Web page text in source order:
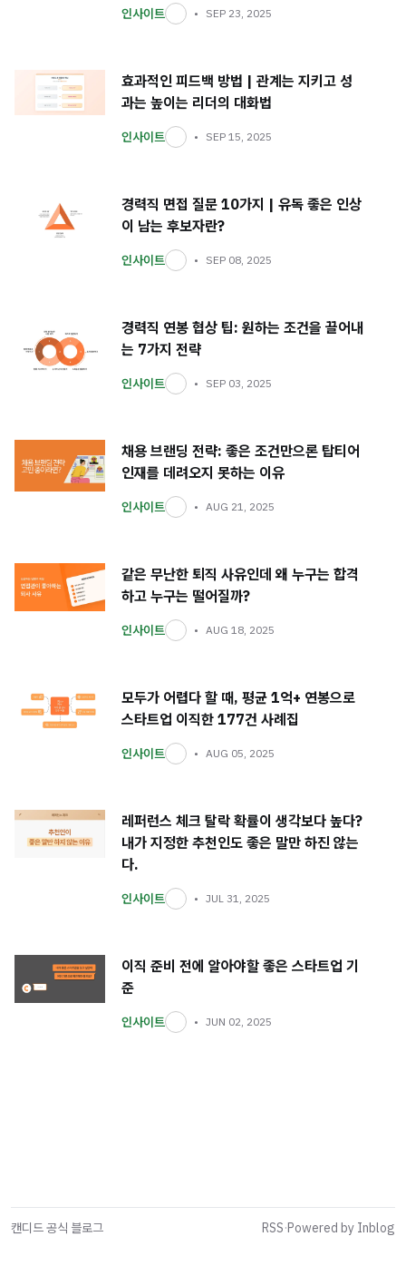
인사이트 SEP 23, 2025
효과적인 피드백 방법 | 관계는 지키고 성
과는 높이는 리더의 대화법
인사이트 SEP 15, 2025
경력직 면접 질문 10가지 | 유독 좋은 인상
이 남는 후보자란?
인사이트 SEP 08, 2025
경력직 연봉 협상 팁: 원하는 조건을 끌어내
는 7가지 전략
인사이트 SEP 03, 2025
채용 브랜딩 전략: 좋은 조건만으론 탑티어
인재를 데려오지 못하는 이유
인사이트 AUG 21, 2025
같은 무난한 퇴직 사유인데 왜 누구는 합격
하고 누구는 떨어질까?
인사이트 AUG 18, 2025
모두가 어렵다 할 때, 평균 1억+ 연봉으로
스타트업 이직한 177건 사례집
인사이트 AUG 05, 2025
레퍼런스 체크 탈락 확률이 생각보다 높다?
내가 지정한 추천인도 좋은 말만 하진 않는
다.
인사이트 JUL 31, 2025
이직 준비 전에 알아야할 좋은 스타트업 기
준
인사이트 JUN 02, 2025
캔디드 공식 블로그 RSS·Powered by Inblog